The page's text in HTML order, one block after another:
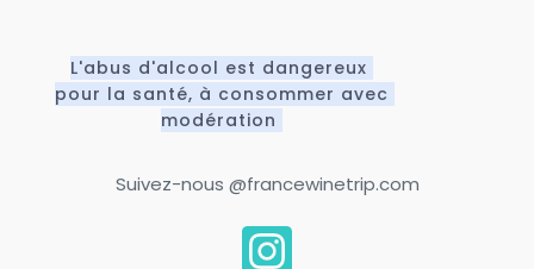
L'abus d'alcool est dangereux
pour la santé, à consommer avec
modération
Suivez-nous @francewinetrip.com